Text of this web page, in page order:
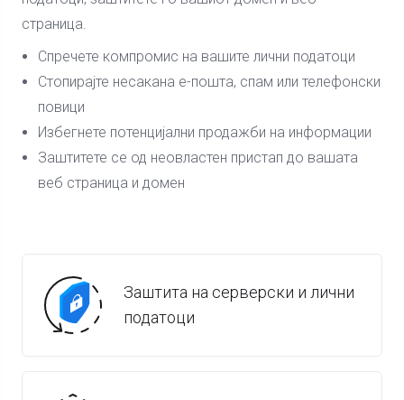
страница.
Спречете компромис на вашите лични податоци
Стопирајте несакана е-пошта, спам или телефонски
повици
Избегнете потенцијални продажби на информации
Заштитете се од неовластен пристап до вашата
веб страница и домен
Заштита на серверски и лични
податоци